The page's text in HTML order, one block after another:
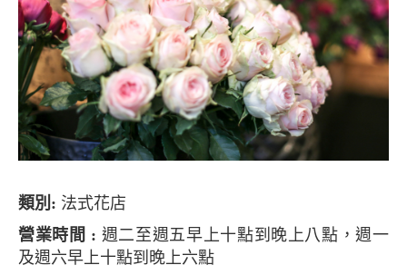
類別: 法式花店
營業時間 : 週二至週五早上十點到晚上八點，週一
及週六早上十點到晚上六點